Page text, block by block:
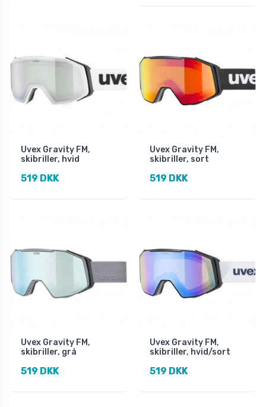
Uvex Gravity FM,
skibriller, hvid
519 DKK
Uvex Gravity FM,
skibriller, sort
519 DKK
Uvex Gravity FM,
skibriller, grå
519 DKK
Uvex Gravity FM,
skibriller, hvid/sort
519 DKK